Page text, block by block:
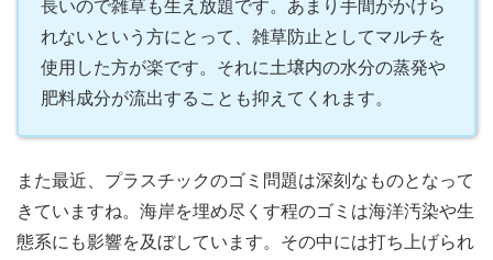
長いので雑草も生え放題です。あまり手間がかけら
れないという方にとって、雑草防止としてマルチを
使用した方が楽です。それに土壌内の水分の蒸発や
肥料成分が流出することも抑えてくれます。
また最近、プラスチックのゴミ問題は深刻なものとなって
きていますね。海岸を埋め尽くす程のゴミは海洋汚染や生
態系にも影響を及ぼしています。その中には打ち上げられ